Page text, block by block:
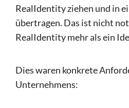
RealIdentity ziehen und in
übertragen. Das ist nicht
RealIdentity mehr als ein
Dies waren konkrete
Unternehmens: